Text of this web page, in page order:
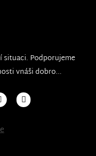
Podporujeme
vnáši dobro...